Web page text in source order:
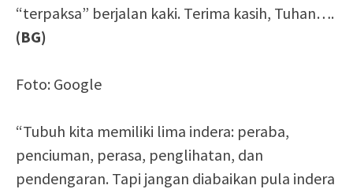
“terpaksa” berjalan kaki. Terima kasih, Tuhan….
(BG)
Foto: Google
“Tubuh kita memiliki lima indera: peraba,
penciuman, perasa, penglihatan, dan
pendengaran. Tapi jangan diabaikan pula indera